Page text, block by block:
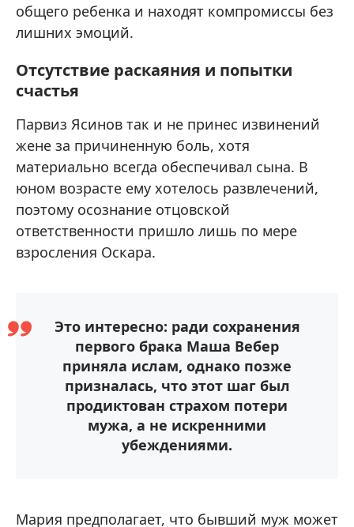
общего ребенка и находят компромиссы без
лишних эмоций.
Отсутствие раскаяния и попытки
счастья
Парвиз Ясинов так и не принес извинений
жене за причиненную боль, хотя
материально всегда обеспечивал сына. В
юном возрасте ему хотелось развлечений,
поэтому осознание отцовской
ответственности пришло лишь по мере
взросления Оскара.
Это интересно: ради сохранения
первого брака Маша Вебер
приняла ислам, однако позже
призналась, что этот шаг был
продиктован страхом потери
мужа, а не искренними
убеждениями.
Мария предполагает, что бывший муж может